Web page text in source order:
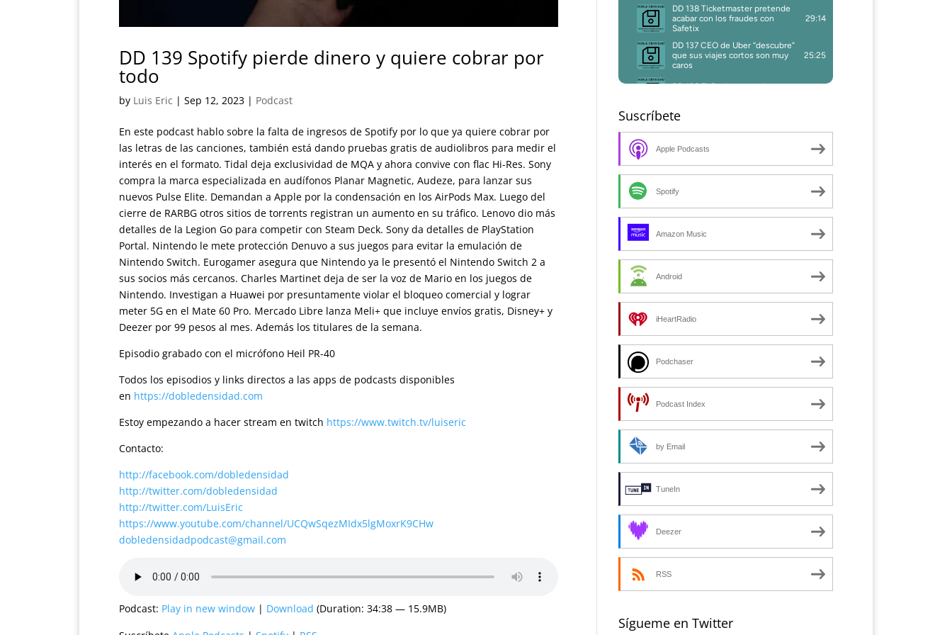
DD 139 Spotify pierde dinero y quiere cobrar por
todo
by Luis Eric | Sep 12, 2023 | Podcast
En este podcast hablo sobre la falta de ingresos de Spotify por lo que ya quiere cobrar por
las letras de las canciones, también está dando pruebas gratis de audiolibros para medir el
interés en el formato. Tidal deja exclusividad de MQA y ahora convive con flac Hi-Res. Sony
compra la marca especializada en audífonos Planar Magnetic, Audeze, para lanzar sus
nuevos Pulse Elite. Demandan a Apple por la condensación en los AirPods Max. Luego del
cierre de RARBG otros sitios de torrents registran un aumento en su tráfico. Lenovo dio más
detalles de la Legion Go para competir con Steam Deck. Sony da detalles de PlayStation
Portal. Nintendo le mete protección Denuvo a sus juegos para evitar la emulación de
Nintendo Switch. Eurogamer asegura que Nintendo ya le presentó el Nintendo Switch 2 a
sus socios más cercanos. Charles Martinet deja de ser la voz de Mario en los juegos de
Nintendo. Investigan a Huawei por presuntamente violar el bloqueo comercial y lograr
meter 5G en el Mate 60 Pro. Mercado Libre lanza Meli+ que incluye envíos gratis, Disney+ y
Deezer por 99 pesos al mes. Además los titulares de la semana.
Episodio grabado con el micrófono Heil PR-40
Todos los episodios y links directos a las apps de podcasts disponibles
en https://dobledensidad.com
Estoy empezando a hacer stream en twitch https://www.twitch.tv/luiseric
Contacto:
http://facebook.com/dobledensidad
http://twitter.com/dobledensidad
http://twitter.com/LuisEric
https://www.youtube.com/channel/UCQwSqezMIdx5lgMoxrK9CHw
dobledensidadpodcast@gmail.com
Podcast: Play in new window | Download (Duration: 34:38 — 15.9MB)
Suscríbete
Apple Podcasts
Spotify
Amazon Music
Android
iHeartRadio
Podchaser
Podcast Index
by Email
TuneIn
Deezer
RSS
Sígueme en Twitter